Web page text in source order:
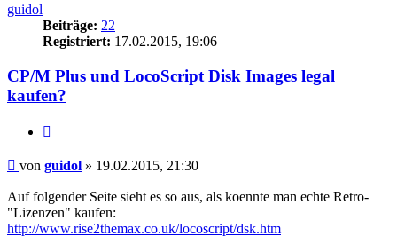
guidol
Beiträge: 22
Registriert: 17.02.2015, 19:06
CP/M Plus und LocoScript Disk Images legal
kaufen?
Beitrag
von guidol » 19.02.2015, 21:30
Auf folgender Seite sieht es so aus, als koennte man echte Retro-
"Lizenzen" kaufen:
http://www.rise2themax.co.uk/locoscript/dsk.htm